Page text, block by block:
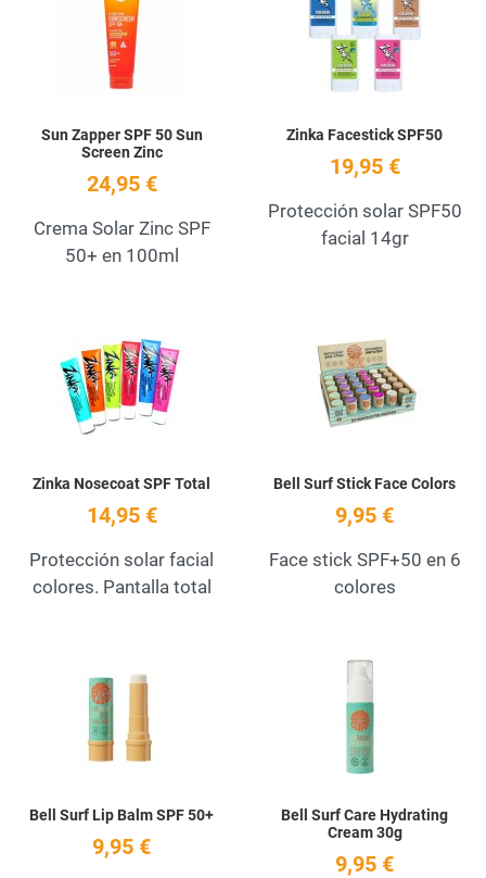
Quick View
Sun Zapper SPF 50 Sun
Screen Zinc
24,95 €
Crema Solar Zinc SPF
50+ en 100ml
Zinka Facestick SPF50
19,95 €
Protección solar SPF50
facial 14gr
Quick View
Zinka Nosecoat SPF Total
14,95 €
Protección solar facial
colores. Pantalla total
Bell Surf Stick Face Colors
9,95 €
Face stick SPF+50 en 6
colores
Add to Wishlist
Bell Surf Lip Balm SPF 50+
9,95 €
Bell Surf Care Hydrating
Cream 30g
9,95 €